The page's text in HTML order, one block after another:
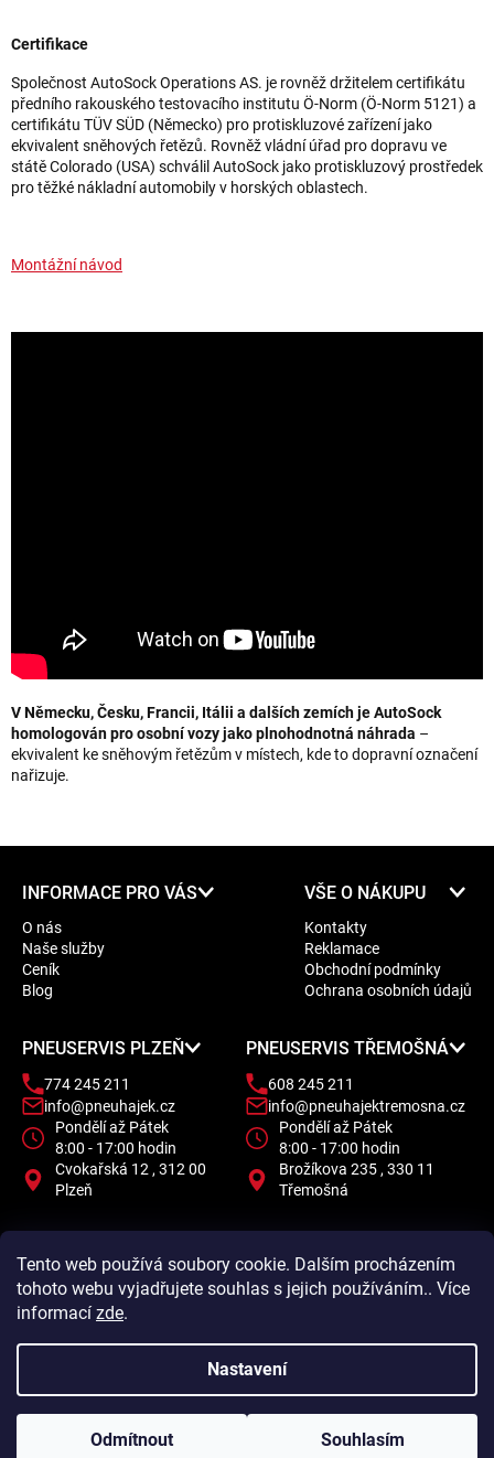
Tento web používá soubory cookie. Dalším procházením
tohoto webu vyjadřujete souhlas s jejich používáním.. Více
informací zde.
Nastavení
Odmítnout Souhlasím
Certifikace
Společnost AutoSock Operations AS. je rovněž držitelem certifikátu
předního rakouského testovacího institutu Ö-Norm (Ö-Norm 5121) a
certifikátu TÜV SÜD (Německo) pro protiskluzové zařízení jako
ekvivalent sněhových řetězů. Rovněž vládní úřad pro dopravu ve
státě Colorado (USA) schválil AutoSock jako protiskluzový prostředek
pro těžké nákladní automobily v horských oblastech.
Montážní návod
V Německu, Česku, Francii, Itálii a dalších zemích je AutoSock
homologován pro osobní vozy jako plnohodnotná náhrada –
ekvivalent ke sněhovým řetězům v místech, kde to dopravní označení
nařizuje.
INFORMACE PRO VÁS
O nás
Naše služby
Ceník
Blog
VŠE O NÁKUPU
Kontakty
Reklamace
Obchodní podmínky
Ochrana osobních údajů
PNEUSERVIS PLZEŇ
774 245 211
info@pneuhajek.cz
Pondělí až Pátek
8:00 - 17:00 hodin
Cvokařská 12 , 312 00
Plzeň
PNEUSERVIS TŘEMOŠNÁ
608 245 211
info@pneuhajektremosna.cz
Pondělí až Pátek
8:00 - 17:00 hodin
Brožíkova 235 , 330 11
Třemošná